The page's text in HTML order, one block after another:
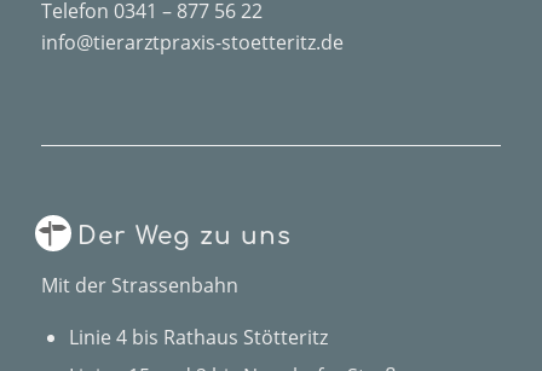
Telefon 0341 – 877 56 22
info@tierarztpraxis-stoetteritz.de
Der Weg zu uns
Mit der Strassenbahn
Linie 4 bis Rathaus Stötteritz